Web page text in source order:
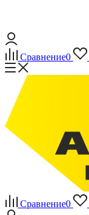
Сравнение0
Сравнение0